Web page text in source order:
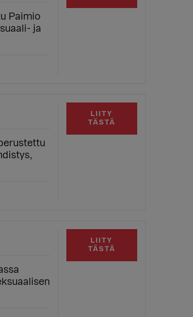
Paimio
ja
LIITY
TÄSTÄ
LIITY
TÄSTÄ